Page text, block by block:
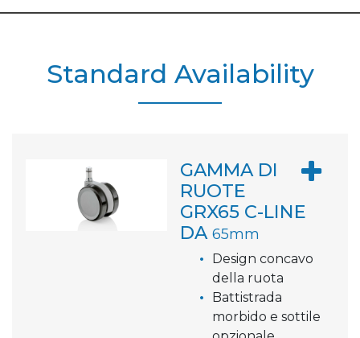
Standard Availability
GAMMA DI
RUOTE
GRX65 C-LINE
DA 65mm
Design concavo
della ruota
Battistrada
morbido e sottile